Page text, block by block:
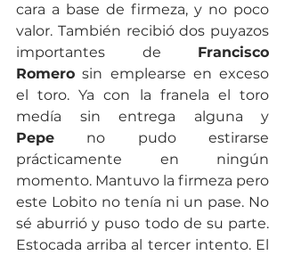
cara a base de firmeza, y no poco
valor. También recibió dos puyazos
importantes de Francisco
Romero sin emplearse en exceso
el toro. Ya con la franela el toro
Pepe no pudo estirarse
prácticamente en ningún
momento. Mantuvo la firmeza pero
este Lobito no tenía ni un pase. No
sé aburrió y puso todo de su parte.
Estocada arriba al tercer intento. El